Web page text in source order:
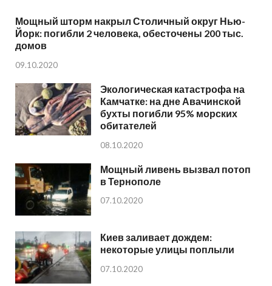
Мощный шторм накрыл Столичный округ Нью-
Йорк: погибли 2 человека, обесточены 200 тыс.
домов
09.10.2020
Экологическая катастрофа на
Камчатке: на дне Авачинской
бухты погибли 95% морских
обитателей
08.10.2020
Мощный ливень вызвал потоп
в Тернополе
07.10.2020
Киев заливает дождем:
некоторые улицы поплыли
07.10.2020